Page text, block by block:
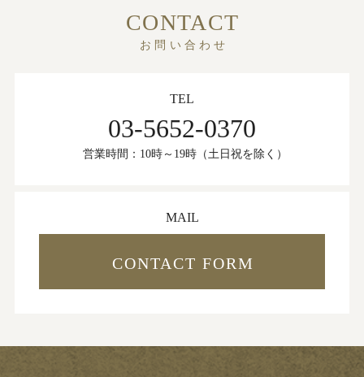
CONTACT
お問い合わせ
TEL
03-5652-0370
営業時間：10時～19時（土日祝を除く）
MAIL
CONTACT FORM